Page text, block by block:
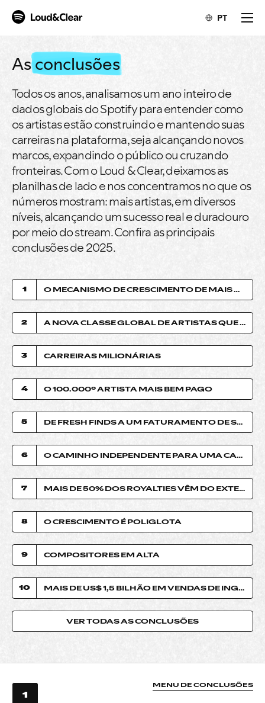
PT
Asconclusões
Todos os anos, analisamos um ano inteiro de
dados globais do Spotify para entender como
os artistas estão construindo e mantendo suas
carreiras na plataforma, seja alcançando novos
marcos, expandindo o público ou cruzando
fronteiras. Com o Loud & Clear, deixamos as
planilhas de lado e nos concentramos no que os
números mostram: mais artistas, em diversos
níveis, alcançando um sucesso real e duradouro
por meio do stream. Confira as principais
conclusões de 2025.
1 O MECANISMO DE CRESCIMENTO DE MAIS DE US$ 11 BILHÕES
2 A NOVA CLASSE GLOBAL DE ARTISTAS QUE FATURAM US$ 100 MIL
3 CARREIRAS MILIONÁRIAS
4 O 100.000º ARTISTA MAIS BEM PAGO
5 DE FRESH FINDS A UM FATURAMENTO DE SEIS DÍGITOS
6 O CAMINHO INDEPENDENTE PARA UMA CARREIRA DURADOURA
7 MAIS DE 50% DOS ROYALTIES VÊM DO EXTERIOR
8 O CRESCIMENTO É POLIGLOTA
9 COMPOSITORES EM ALTA
10 MAIS DE US$ 1,5 BILHÃO EM VENDAS DE INGRESSOS
VER TODAS AS CONCLUSÕES
1
MENU DE CONCLUSÕES